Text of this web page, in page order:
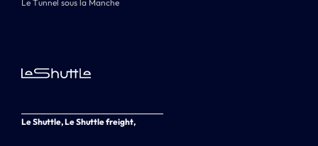
Le Tunnel sous la Manche
Le Shuttle, Le Shuttle freight,